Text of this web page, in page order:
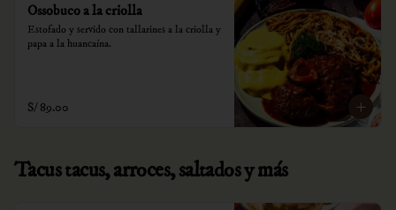
Ossobuco a la criolla
Estofado y servido con tallarines a la criolla y
papa a la huancaína.
S/ 89.00
Tacus tacus, arroces, saltados y más